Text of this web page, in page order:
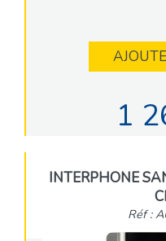
1
INTERPHONE
Réf :